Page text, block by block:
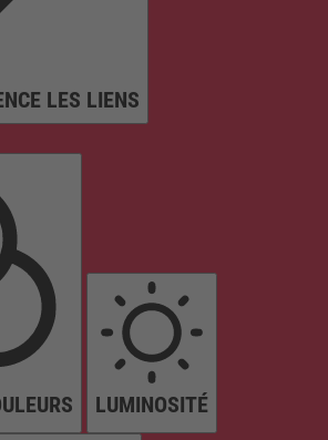
LES LIENS
LUMINOSITÉ